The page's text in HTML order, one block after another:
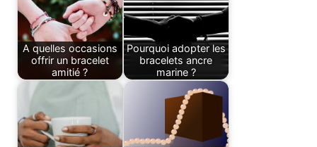
A quelles occasions
offrir un bracelet
amitié ?
Pourquoi adopter les
bracelets ancre
marine ?